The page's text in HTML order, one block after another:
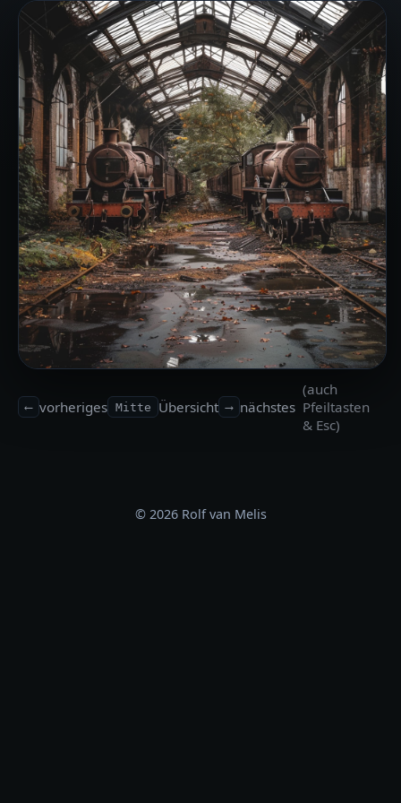
⟵ vorheriges Mitte Übersicht ⟶ nächstes
(auch
Pfeiltasten
& Esc)
© 2026 Rolf van Melis